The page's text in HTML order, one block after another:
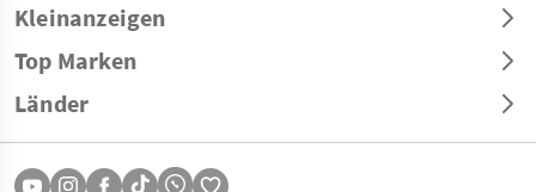
Kleinanzeigen
Top Marken
Länder